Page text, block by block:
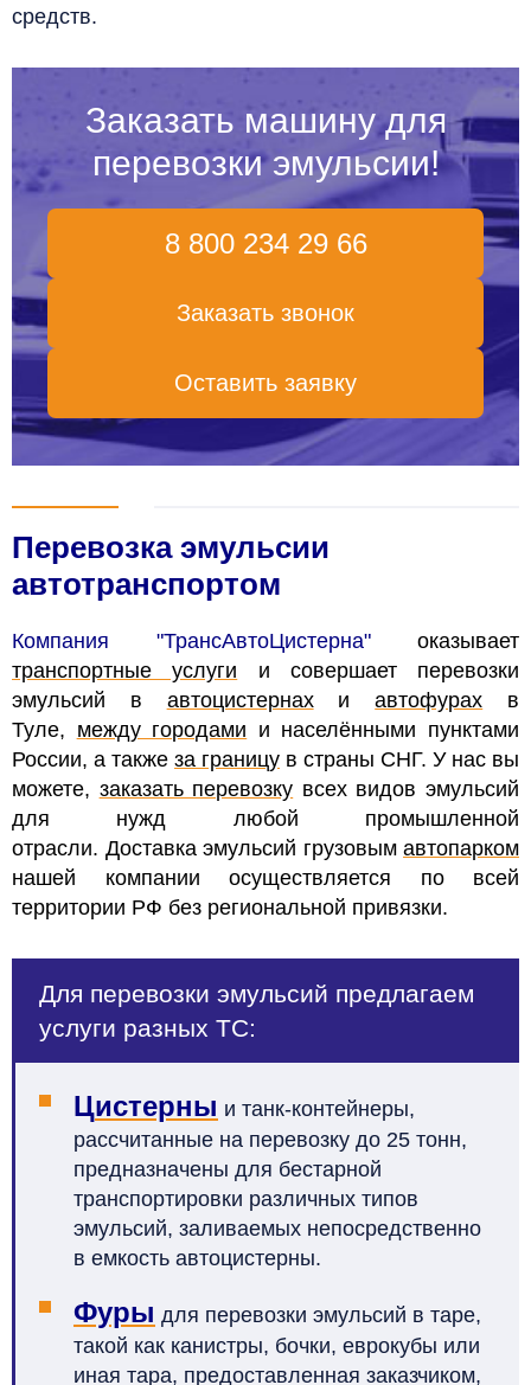
средств.
Заказать машину для
перевозки эмульсии!
8 800 234 29 66
Заказать звонок
Оставить заявку
Перевозка эмульсии
автотранспортом
Компания "ТрансАвтоЦистерна"
оказывает
транспортные услуги и совершает перевозки
эмульсий в автоцистернахиавтофурах в
Туле, между городами и населёнными пунктами
России, а также за границу в страны СНГ. У нас вы
можете, заказать перевозку всех видов эмульсий
для нужд любой промышленной
отрасли. Доставка эмульсий грузовым автопарком
нашей компании осуществляется по всей
территории РФ без региональной привязки.
Для перевозки эмульсий предлагаем
услуги разных ТС:
Цистерны и танк-контейнеры,
рассчитанные на перевозку до 25 тонн,
предназначены для бестарной
транспортировки различных типов
эмульсий, заливаемых непосредственно
в емкость автоцистерны.
Фуры для перевозки эмульсий в таре,
такой как канистры, бочки, еврокубы или
иная тара, предоставленная заказчиком,